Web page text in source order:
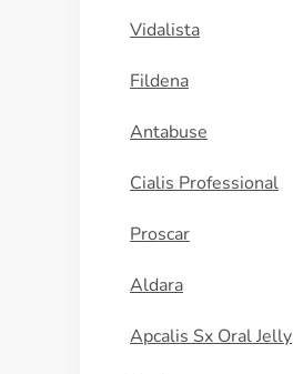
Vidalista
Fildena
Antabuse
Cialis Professional
Proscar
Aldara
Apcalis Sx Oral Jelly